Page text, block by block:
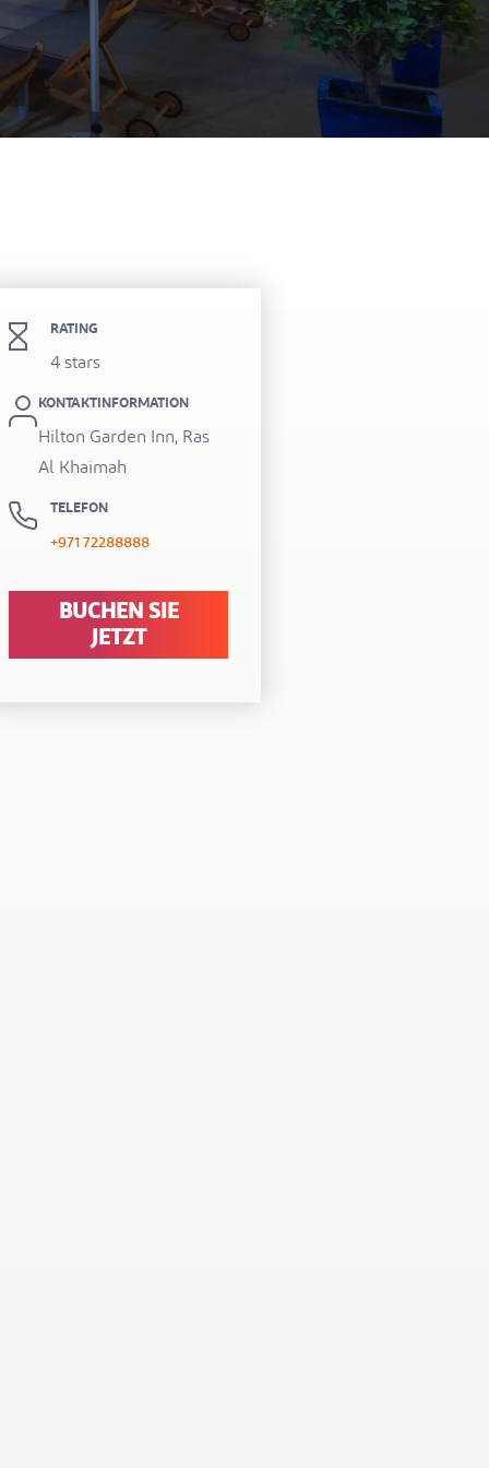
Al Hamra Beach Resort
RATING
4 stars
KONTAKTINFORMATION
Hilton Garden Inn, Ras
Al Khaimah
TELEFON
+971 72288888
BUCHEN SIE
JETZT